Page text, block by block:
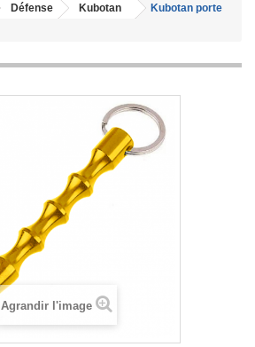
Défense Kubotan
Kubotan porte
Agrandir l'image